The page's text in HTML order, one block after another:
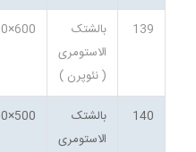
139
بالشتک
الاستومری
( نئوپرن )
600×700×90
140
بالشتک
الاستومری
500×600×69